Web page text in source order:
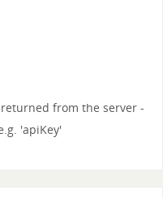
from the server -
'apiKey'